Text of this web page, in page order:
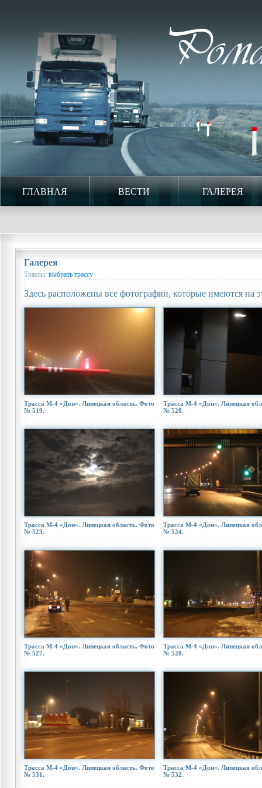
ГЛАВНАЯ ВЕСТИ ГАЛЕРЕЯ
Галерея
Трассы: выбрать трассу
Здесь расположены все фотографии, которые имеются на
Трасса М-4 «Дон». Липецкая область. Фото
№ 519.
Трасса М-4 «Дон». Липецкая
№ 520.
Трасса М-4 «Дон». Липецкая область. Фото
№ 523.
Трасса М-4 «Дон». Липецкая
№ 524.
Трасса М-4 «Дон». Липецкая область. Фото
№ 527.
Трасса М-4 «Дон». Липецкая
№ 528.
Трасса М-4 «Дон». Липецкая область. Фото
№ 531.
Трасса М-4 «Дон». Липецкая
№ 532.